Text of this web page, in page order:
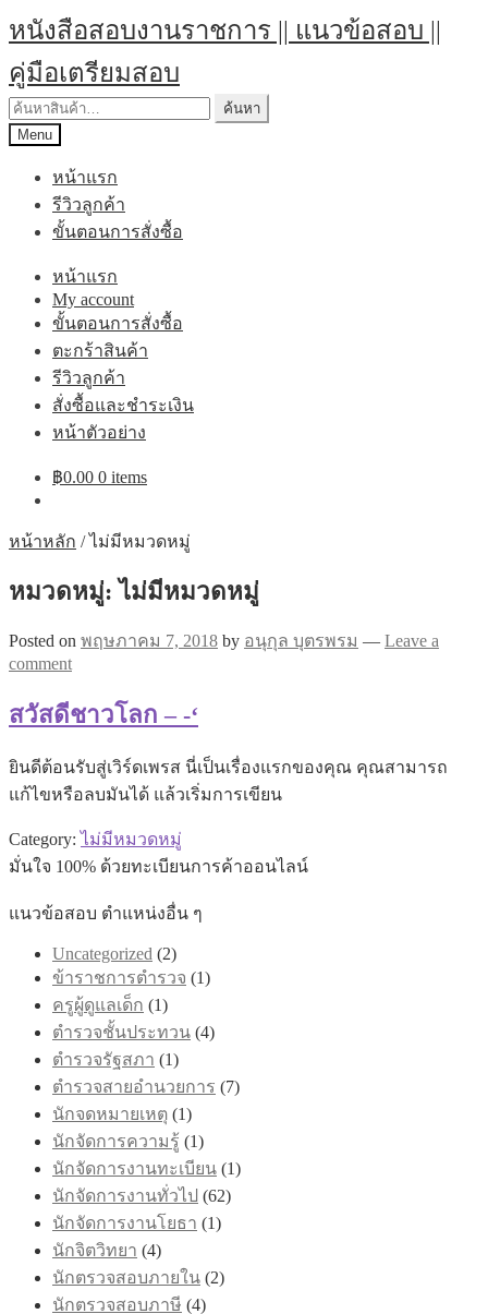
Skip
to
navigation
Skip
to
content
หนังสือสอบงานราชการ || แนวข้อสอบ ||
คู่มือเตรียมสอบ
ค้นหา:
ค้นหา
Menu
หน้าแรก
รีวิวลูกค้า
ขั้นตอนการสั่งซื้อ
หน้าแรก
My account
ขั้นตอนการสั่งซื้อ
ตะกร้าสินค้า
รีวิวลูกค้า
สั่งซื้อและชำระเงิน
หน้าตัวอย่าง
฿0.00 0 items
หน้าหลัก /ไม่มีหมวดหมู่
หมวดหมู่:ไม่มีหมวดหมู่
Posted on พฤษภาคม 7, 2018 by อนุกุล บุตรพรม — Leave a
comment
สวัสดีชาวโลก – -‘
ยินดีต้อนรับสู่เวิร์ดเพรส นี่เป็นเรื่องแรกของคุณ คุณสามารถ
แก้ไขหรือลบมันได้ แล้วเริ่มการเขียน
Category:ไม่มีหมวดหมู่
มั่นใจ 100% ด้วยทะเบียนการค้าออนไลน์
แนวข้อสอบ ตำแหน่งอื่น ๆ
Uncategorized (2)
ข้าราชการตำรวจ (1)
ครูผู้ดูแลเด็ก (1)
ตำรวจชั้นประทวน (4)
ตำรวจรัฐสภา (1)
ตำรวจสายอำนวยการ (7)
นักจดหมายเหตุ (1)
นักจัดการความรู้ (1)
นักจัดการงานทะเบียน (1)
นักจัดการงานทั่วไป (62)
นักจัดการงานโยธา (1)
นักจิตวิทยา (4)
นักตรวจสอบภายใน (2)
นักตรวจสอบภาษี (4)